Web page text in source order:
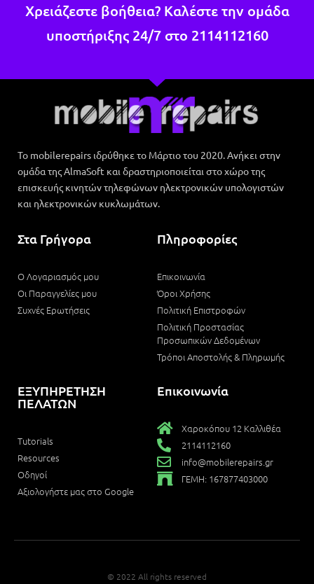
Χρειάζεστε βοήθεια? Καλέστε την ομάδα
υποστήριξης 24/7 στο 2114112160
Το mobilerepairs ιδρύθηκε το Μάρτιο του 2020. Ανήκει στην
ομάδα της AlmaSoft και δραστηριοποιείται στο χώρο της
επισκευής κινητών τηλεφώνων ηλεκτρονικών υπολογιστών
και ηλεκτρονικών κυκλωμάτων.
Στα Γρήγορα
Ο Λογαριασμός μου
Οι Παραγγελίες μου
Συχνές Ερωτήσεις
Πληροφορίες
Επικοινωνία
Όροι Χρήσης
Πολιτική Επιστροφών
Πολιτική Προστασίας
Προσωπικών Δεδομένων
Τρόποι Αποστολής & Πληρωμής
ΕΞΥΠΗΡΕΤΗΣΗ
ΠΕΛΑΤΩΝ
Tutorials
Resources
Οδηγοί
Αξιολογήστε μας στο Google
Επικοινωνία
Χαροκόπου 12 Καλλιθέα
2114112160
info@mobilerepairs.gr
ΓΕΜΗ: 167877403000
© 2022 All rights reserved